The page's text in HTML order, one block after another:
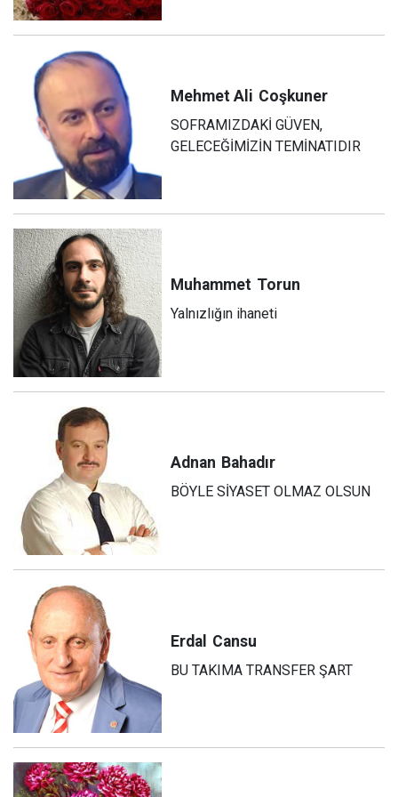
Mehmet Ali Coşkuner
SOFRAMIZDAKİ GÜVEN,
GELECEĞİMİZİN TEMİNATIDIR
Muhammet Torun
Yalnızlığın ihaneti
Adnan Bahadır
BÖYLE SİYASET OLMAZ OLSUN
Erdal Cansu
BU TAKIMA TRANSFER ŞART